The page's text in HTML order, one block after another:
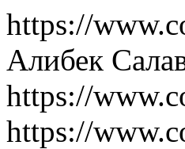
https://
Алибек
https://
https://